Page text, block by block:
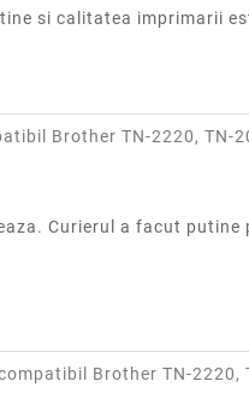
si calitatea imprimarii
Brother TN-2220, TN-
Curierul a facut putine
Brother TN-2220,